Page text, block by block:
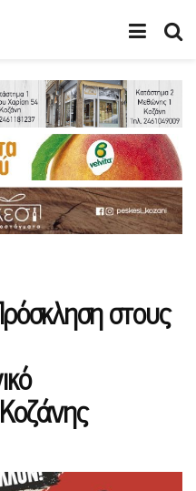
στους